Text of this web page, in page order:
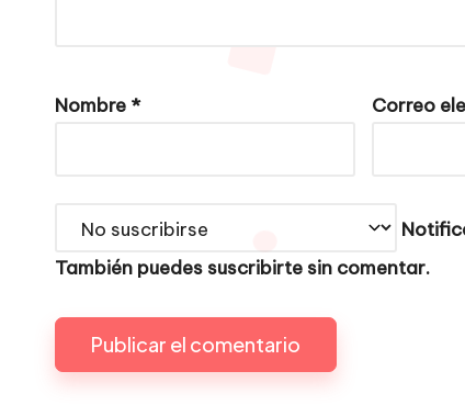
Nombre * Correo
También puedes suscribirte sin comentar.